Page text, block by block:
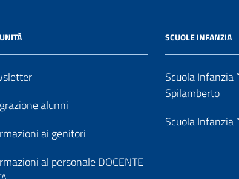
alunni
ai genitori
al personale DOCENTE
SCUOLE INFANZIA
Scuola Infanzia
Spilamberto
Scuola Infanzia